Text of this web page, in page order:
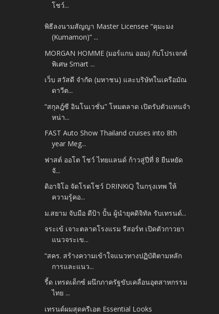
โชว์...
พิธีลงนามสัญญา Master Licensee “คุมะมง
(Kumamon)” ...
MORGAN HOMME (มอร์แกน ออม) กับโปรเจกต์
พิเศษ Smart ...
เว็บ สวัสดี จำกัด (มหาชน) และบริษัทในเครือมัณ
ดาวีต...
“สกุลฎ์ซี อินโนเวชั่น” โหมตลาด เปิดรับตัวแทนจำ
หน่า...
FAST Auto Show Thailand cruises into 8th
year Meg...
ฟาสต์ ออโต โชว์ ไทยแลนด์ ก้าวสู่ปีที่ 8 ยืนหยัด
จั...
ดิอาจิโอ จัดโรดโชว์ DRINKiQ ในกรุงเทพ ให้
ความรู้คอ...
ม.สยาม จับมือ ดีป้า ปั้น ผู้นำยุคดิจิทัล รับเทรนด์...
จระเข้ เจาะตลาดโรงแรม รีสอร์ท เปิดตัวกาวยา
แนวจระเข...
“สคร. สร้างความเข้าใจแนวทางปฏิบัติตามหลัก
การและแนว...
รี้ด เทรดเด็กซ์ ผนึกภาครัฐขับเคลื่อนอุตสาหกรรม
ไทย ...
เทรนด์ผมสุดครีเอต Essential Looks